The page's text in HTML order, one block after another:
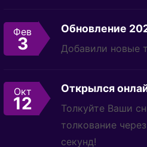
Фев
3
Обновление
Добавили новые
Окт
12
Открылся
Толкуйте Ваши
толкование
секунд!